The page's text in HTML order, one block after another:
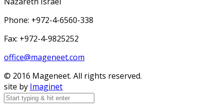
Phone: +972-4-6560-338
Fax: +972-4-9825252
office@mageneet.com
© 2016 Mageneet. All rights reserved.
site by Imaginet